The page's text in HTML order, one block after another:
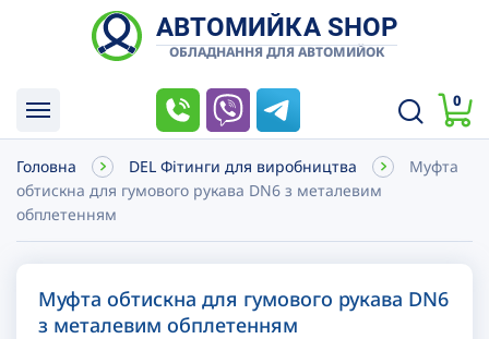
АВТОМИЙКА SHOP
ОБЛАДНАННЯ ДЛЯ АВТОМИЙОК
0
Головна DEL Фітинги для виробництва
Муфта
обтискна для гумового рукава DN6 з металевим
обплетенням
Муфта обтискна для гумового рукава DN6
з металевим обплетенням